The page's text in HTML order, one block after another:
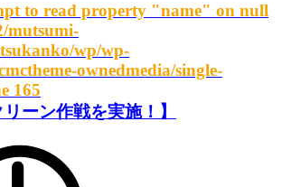
to read property "name" on null
mutsumi-
wp/wp-
ownedmedia/single-
165
リーン作戦を実施！】